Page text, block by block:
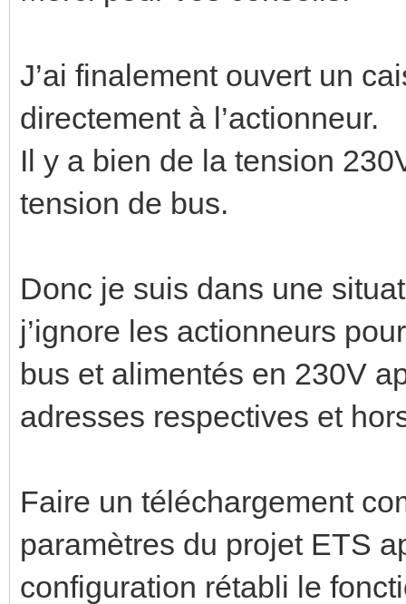
J’ai finalement ouvert un
directement à l’actionneur.
Il y a bien de la tension
tension de bus.
Donc je suis dans une
j’ignore les actionneurs
bus et alimentés en 230V
adresses respectives et
Faire un téléchargement
paramètres du projet ETS
configuration rétabli le